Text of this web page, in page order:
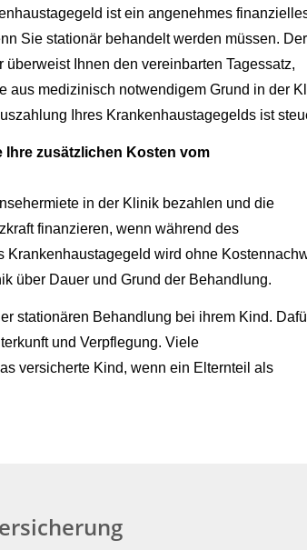
ist ein angenehmes
Sie stationär behandelt werden müssen. Der
überweist Ihnen den vereinbarten Tagessatz,
aus medizinisch notwendigem Grund in der
Ihres Krankenhaustagegelds ist
Ihre zusätzlichen Kosten vom
in der Klinik bezahlen und die
finanzieren, wenn während des
Krankenhaustagegeld wird ohne
über Dauer und Grund der Behandlung.
stationären Behandlung bei ihrem Kind.
und Verpflegung. Viele
versicherte Kind, wenn ein Elternteil als